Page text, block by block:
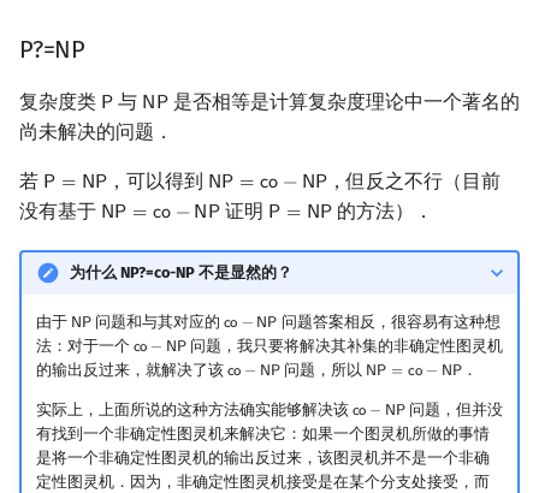
P?=NP
复杂度类 𝖯
P 与 𝖭𝖯
NP是否相等是计算复杂度理论中一个著名的
尚未解决的问题．
若 𝖯 = 𝖭𝖯
P=NP ，可以得到 𝖭𝖯 = 𝖼𝗈 − 𝖭𝖯
NP=co−NP
，但反之不行（目前
没有基于 𝖭𝖯 = 𝖼𝗈 −𝖭𝖯
NP=co−NP 证明 𝖯 = 𝖭𝖯
P=NP 的方法）．
为什么 NP?=co-NP 不是显然的？
由于 𝖭𝖯
NP问题和与其对应的 𝖼𝗈 − 𝖭𝖯
co −NP
问题答案相反，很容易有这种想
法：对于一个 𝖼𝗈 − 𝖭𝖯
co −NP
问题，我只要将解决其补集的非确定性图灵机
的输出反过来，就解决了该 𝖼𝗈 − 𝖭𝖯
co −NP 问题，所以 𝖭𝖯 = 𝖼𝗈 − 𝖭𝖯
NP=co−NP ．
实际上，上面所说的这种方法确实能够解决该 𝖼𝗈 − 𝖭𝖯
co −NP
问题，但并没
有找到一个非确定性图灵机来解决它：如果一个图灵机所做的事情
是将一个非确定性图灵机的输出反过来，该图灵机并不是一个非确
定性图灵机．因为，非确定性图灵机接受是在某个分支处接受，而